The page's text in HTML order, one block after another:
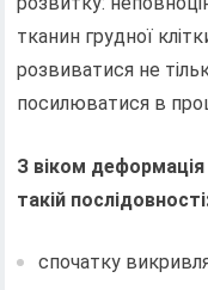
тканин грудної
розвиватися не
посилюватися в
З віком деформація
такій
спочатку